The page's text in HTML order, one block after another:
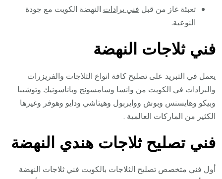
تعبئة غاز من قبل فني برادات النهضة الكويت مع جودة
النوعية.
فني ثلاجات النهضة
يعمل في التبريد على تصليح كافة انواع الثلاجات والفريزرات
والبرادات في الكويت من وانسا وسامسونج وباناسونيك وتوشيبا
وبيكو وهايسنس وبوش ووايربول وهيتاشي ودايو وهوفر وغيرها
الكثير من الماركات العالمية .
فني تصليح ثلاجات هندي النهضة
أول فني متخصص تصليح الثلاجات بالكويت فني ثلاجات النهضة